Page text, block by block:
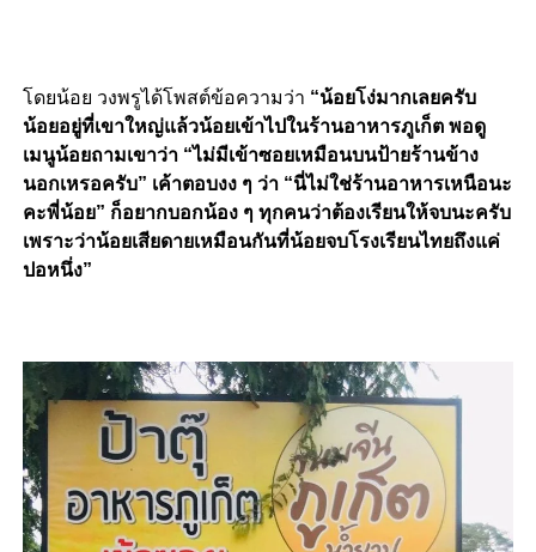
โดยน้อย วงพรูได้โพสต์ข้อความว่า “น้อยโง่มากเลยครับ
น้อยอยู่ที่เขาใหญ่แล้วน้อยเข้าไปในร้านอาหารภูเก็ต พอดู
เมนูน้อยถามเขาว่า “ไม่มีเข้าซอยเหมือนบนป้ายร้านข้าง
นอกเหรอครับ” เค้าตอบงง ๆ ว่า “นี่ไม่ใช่ร้านอาหารเหนือนะ
คะพี่น้อย” ก็อยากบอกน้อง ๆ ทุกคนว่าต้องเรียนให้จบนะครับ
เพราะว่าน้อยเสียดายเหมือนกันที่น้อยจบโรงเรียนไทยถึงแค่
ปอหนึ่ง”